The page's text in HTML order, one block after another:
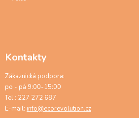
Kontakty
Zákaznická podpora:
po - pá 9:00-15:00
Tel.: 227 272 687
E-mail: info@ecorevolution.cz